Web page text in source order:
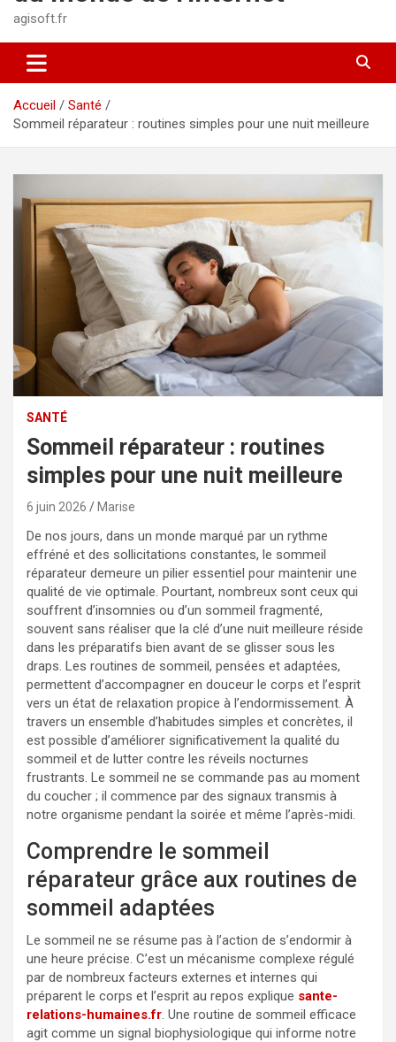
agisoft.fr
Accueil
Santé
Sommeil réparateur : routines simples pour une nuit meilleure
SANTÉ
Sommeil réparateur : routines
simples pour une nuit meilleure
6 juin 2026 Marise
De nos jours, dans un monde marqué par un rythme
effréné et des sollicitations constantes, le sommeil
réparateur demeure un pilier essentiel pour maintenir une
qualité de vie optimale. Pourtant, nombreux sont ceux qui
souffrent d’insomnies ou d’un sommeil fragmenté,
souvent sans réaliser que la clé d’une nuit meilleure réside
dans les préparatifs bien avant de se glisser sous les
draps. Les routines de sommeil, pensées et adaptées,
permettent d’accompagner en douceur le corps et l’esprit
vers un état de relaxation propice à l’endormissement. À
travers un ensemble d’habitudes simples et concrètes, il
est possible d’améliorer significativement la qualité du
sommeil et de lutter contre les réveils nocturnes
frustrants. Le sommeil ne se commande pas au moment
du coucher ; il commence par des signaux transmis à
notre organisme pendant la soirée et même l’après-midi.
Comprendre le sommeil
réparateur grâce aux routines de
sommeil adaptées
Le sommeil ne se résume pas à l’action de s’endormir à
une heure précise. C’est un mécanisme complexe régulé
par de nombreux facteurs externes et internes qui
préparent le corps et l’esprit au repos explique sante-
relations-humaines.fr . Une routine de sommeil efficace
agit comme un signal biophysiologique qui informe notre